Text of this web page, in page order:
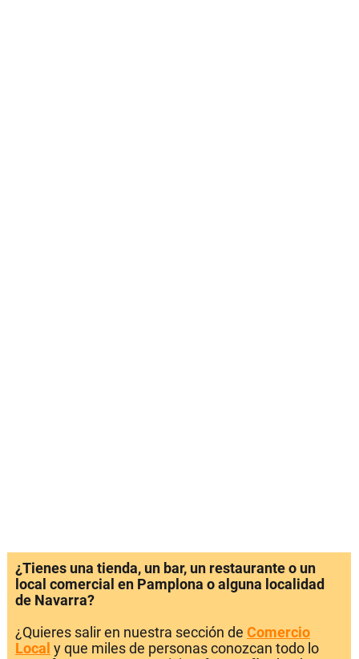
¿Tienes una tienda, un bar, un restaurante o un
local comercial en Pamplona o alguna localidad
de Navarra?
¿Quieres salir en nuestra sección de Comercio
Local y que miles de personas conozcan todo lo